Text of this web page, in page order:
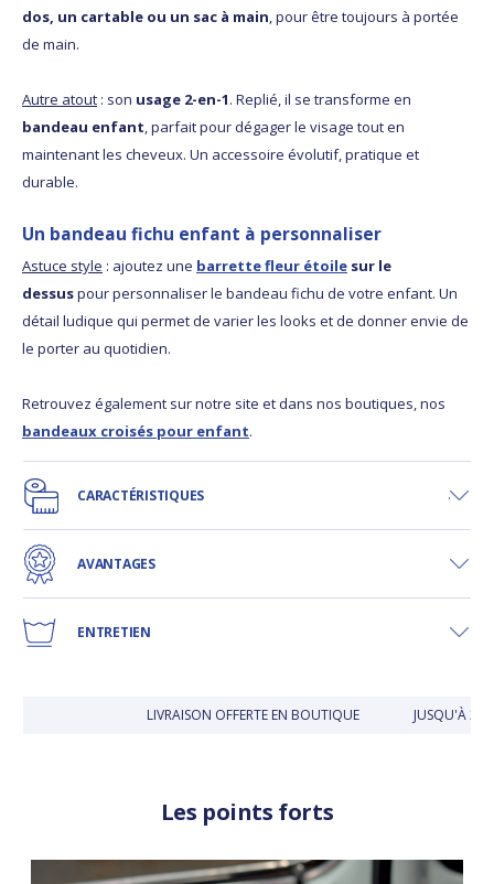
dos, un cartable ou un sac à main, pour être toujours à portée
de main.
Autre atout : son usage 2-en-1. Replié, il se transforme en
bandeau enfant, parfait pour dégager le visage tout en
maintenant les cheveux. Un accessoire évolutif, pratique et
durable.
Un bandeau fichu enfant à personnaliser
Astuce style : ajoutez une barrette fleur étoile sur le
dessuspour personnaliser le bandeau fichu de votre enfant. Un
détail ludique qui permet de varier les looks et de donner envie de
le porter au quotidien.
Retrouvez également sur notre site et dans nos boutiques, nos
bandeaux croisés pour enfant.
CARACTÉRISTIQUES
AVANTAGES
ENTRETIEN
LIVRAISON OFFERTE EN BOUTIQUE JUSQU'À 30
Les points forts